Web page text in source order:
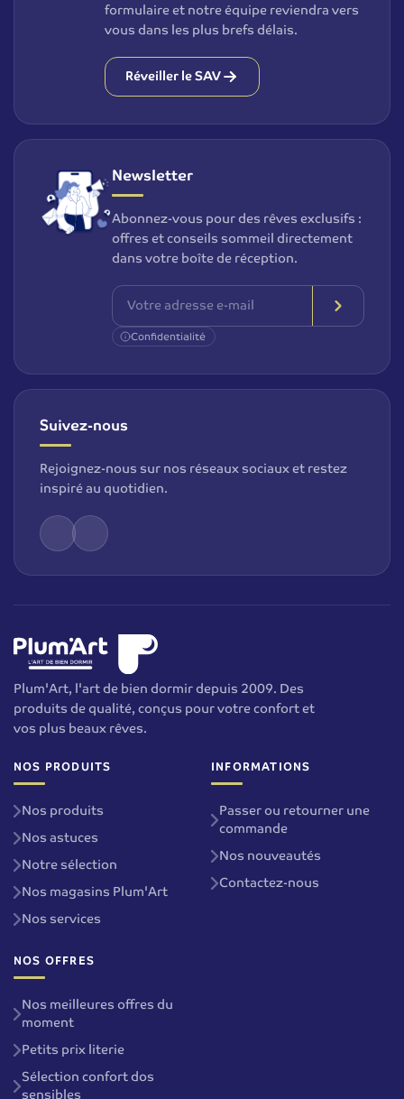
formulaire et notre équipe reviendra vers
vous dans les plus brefs délais.
Réveiller le SAV
Newsletter
Abonnez-vous pour des rêves exclusifs :
offres et conseils sommeil directement
dans votre boîte de réception.
Confidentialité
Suivez-nous
Rejoignez-nous sur nos réseaux sociaux et restez
inspiré au quotidien.
Plum'Art, l'art de bien dormir depuis 2009. Des
produits de qualité, conçus pour votre confort et
vos plus beaux rêves.
NOS PRODUITS
Nos produits
Nos astuces
Notre sélection
Nos magasins Plum'Art
Nos services
INFORMATIONS
Passer ou retourner une
commande
Nos nouveautés
Contactez-nous
NOS OFFRES
Nos meilleures offres du
moment
Petits prix literie
Sélection confort dos
sensibles